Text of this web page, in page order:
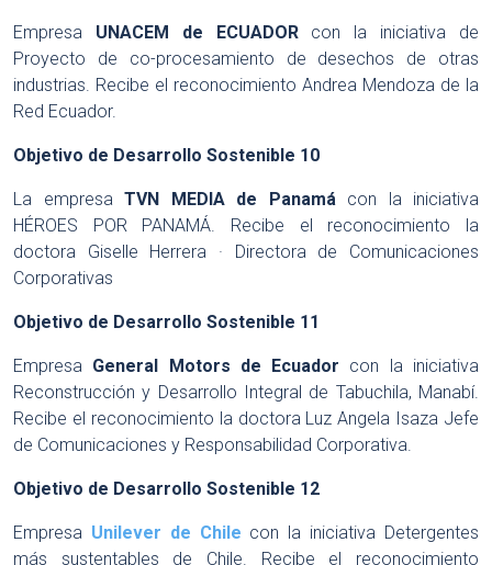
Empresa UNACEM de ECUADORcon la iniciativa de
Proyecto de co-procesamiento de desechos de otras
industrias. Recibe el reconocimiento Andrea Mendoza de la
Red Ecuador.
Objetivo de Desarrollo Sostenible 10
La empresa TVN MEDIA de Panamácon la iniciativa
HÉROES POR PANAMÁ. Recibe el reconocimiento la
doctora Giselle Herrera · Directora de Comunicaciones
Corporativas
Objetivo de Desarrollo Sostenible 11
Empresa General Motors de Ecuador con la iniciativa
Reconstrucción y Desarrollo Integral de Tabuchila, Manabí.
Recibe el reconocimiento la doctora Luz Angela Isaza Jefe
de Comunicaciones y Responsabilidad Corporativa.
Objetivo de Desarrollo Sostenible 12
Empresa Unilever de Chile con la iniciativa Detergentes
más sustentables de Chile. Recibe el reconocimiento